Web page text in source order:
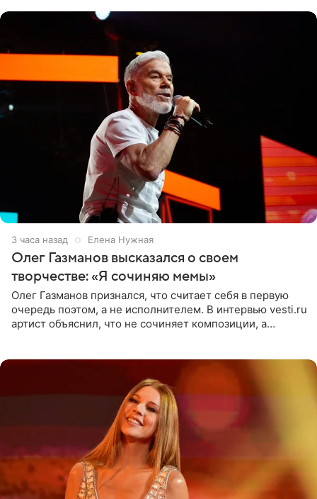
3 часа назад Елена Нужная
Олег Газманов высказался о своем
творчестве: «Я сочиняю мемы»
Олег Газманов признался, что считает себя в первую
очередь поэтом, а не исполнителем. В интервью vesti.ru
артист объяснил, что не сочиняет композиции, а